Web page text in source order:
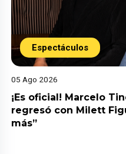
Espectáculos
05 Ago 2026
¡Es oficial! Marcelo
regresó con Milett
más”